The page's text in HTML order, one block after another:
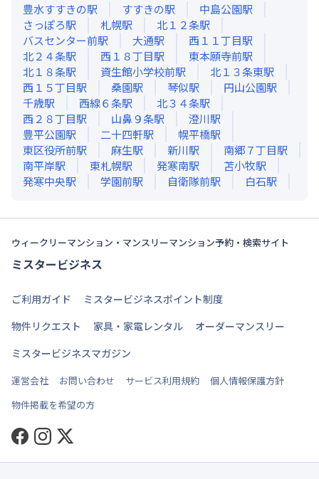
豊水すすきの駅 すすきの駅 中島公園駅
さっぽろ駅 札幌駅 北１２条駅
バスセンター前駅 大通駅 西１１丁目駅
北２４条駅 西１８丁目駅 東本願寺前駅
北１８条駅 資生館小学校前駅 北１３条東駅
西１５丁目駅 桑園駅 琴似駅 円山公園駅
千歳駅 西線６条駅 北３４条駅
西２８丁目駅 山鼻９条駅 澄川駅
豊平公園駅 二十四軒駅 幌平橋駅
東区役所前駅 麻生駅 新川駅 南郷７丁目駅
南平岸駅 東札幌駅 発寒南駅 苫小牧駅
発寒中央駅 学園前駅 自衛隊前駅 白石駅
ウィークリーマンション・マンスリーマンション予約・検索サイト
ミスタービジネス
ご利用ガイド
ミスタービジネスポイント制度
物件リクエスト
家具・家電レンタル
オーダーマンスリー
ミスタービジネスマガジン
運営会社 お問い合わせ サービス利用規約
個人情報保護方針
物件掲載を希望の方
Facebook
Instagram
Twitter